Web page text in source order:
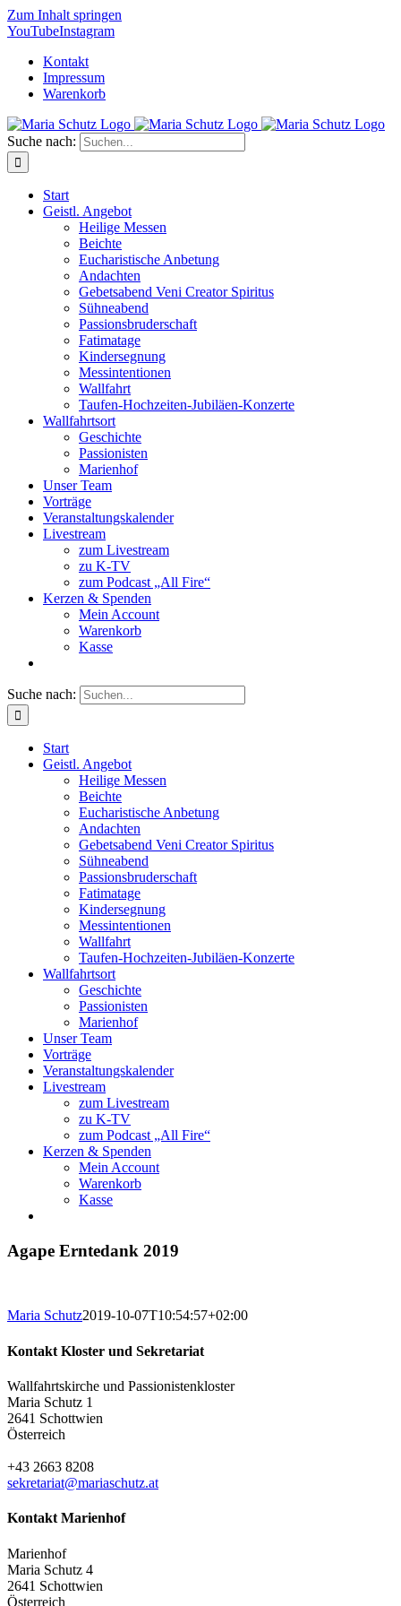
Zum Inhalt springen
YouTubeInstagram
Kontakt
Impressum
Warenkorb
Suche nach:
Start
Geistl. Angebot
Heilige Messen
Beichte
Eucharistische Anbetung
Andachten
Gebetsabend Veni Creator Spiritus
Sühneabend
Passionsbruderschaft
Fatimatage
Kindersegnung
Messintentionen
Wallfahrt
Taufen-Hochzeiten-Jubiläen-Konzerte
Wallfahrtsort
Geschichte
Passionisten
Marienhof
Unser Team
Vorträge
Veranstaltungskalender
Livestream
zum Livestream
zu K-TV
zum Podcast „All Fire“
Kerzen & Spenden
Mein Account
Warenkorb
Kasse
Suche nach:
Start
Geistl. Angebot
Heilige Messen
Beichte
Eucharistische Anbetung
Andachten
Gebetsabend Veni Creator Spiritus
Sühneabend
Passionsbruderschaft
Fatimatage
Kindersegnung
Messintentionen
Wallfahrt
Taufen-Hochzeiten-Jubiläen-Konzerte
Wallfahrtsort
Geschichte
Passionisten
Marienhof
Unser Team
Vorträge
Veranstaltungskalender
Livestream
zum Livestream
zu K-TV
zum Podcast „All Fire“
Kerzen & Spenden
Mein Account
Warenkorb
Kasse
Agape Erntedank 2019
Maria Schutz2019-10-07T10:54:57+02:00
Kontakt Kloster und Sekretariat
Wallfahrtskirche und Passionistenkloster
Maria Schutz 1
2641 Schottwien
Österreich
+43 2663 8208
sekretariat@mariaschutz.at
Kontakt Marienhof
Marienhof
Maria Schutz 4
2641 Schottwien
Österreich